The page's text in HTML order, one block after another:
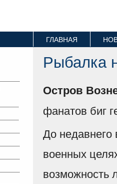
ГЛАВНАЯ
Рыбалка
Остров
фанатов биг
До недавнего
военных
возможность